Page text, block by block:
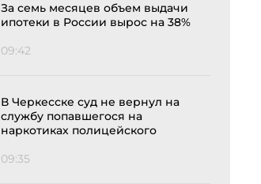
За семь месяцев объем выдачи
ипотеки в России вырос на 38%
09:42
В Черкесске суд не вернул на
службу попавшегося на
наркотиках полицейского
09:35